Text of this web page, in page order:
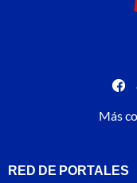
Más
RED DE PORTALES